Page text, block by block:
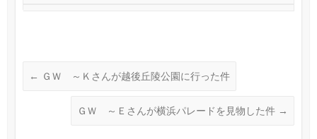
← ＧＷ ～Ｋさんが越後丘陵公園に行った件
ＧＷ ～Ｅさんが横浜パレードを見物した件 →